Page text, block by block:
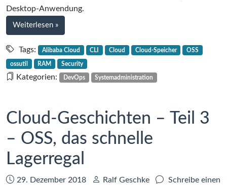
Mit
RAM
und
CLI
in
OSS
Desktop-Anwendung.
Weiterlesen bei
Cloud-
Geschichten
–
Teil
Mit
RAM
und
CLI
in
»
Tags: Alibaba Cloud CLI Cloud Cloud-Speicher OSS
ossutil RAM Security
Kategorien: DevOps Systemadministration
Cloud-Geschichten – Teil 3
– OSS, das schnelle
Lagerregal
Datum:
29. Dezember 2018 Autor:
Ralf Geschke
Schreibe einen